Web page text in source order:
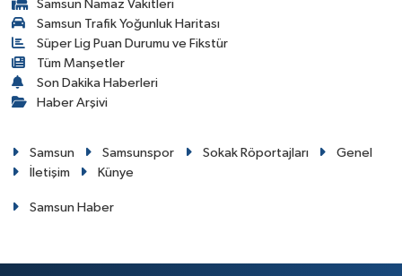
Samsun Namaz Vakitleri
Samsun Trafik Yoğunluk Haritası
Süper Lig Puan Durumu ve Fikstür
Tüm Manşetler
Son Dakika Haberleri
Haber Arşivi
Samsun Samsunspor Sokak Röportajları
Genel
İletişim
Künye
Samsun Haber